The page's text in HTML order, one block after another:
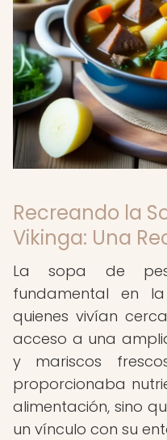
Recreando la
Vikinga: Una
La sopa de
fundamental en
quienes vivían
acceso a una
y mariscos
proporcionaba
alimentación, sino
un vínculo con su